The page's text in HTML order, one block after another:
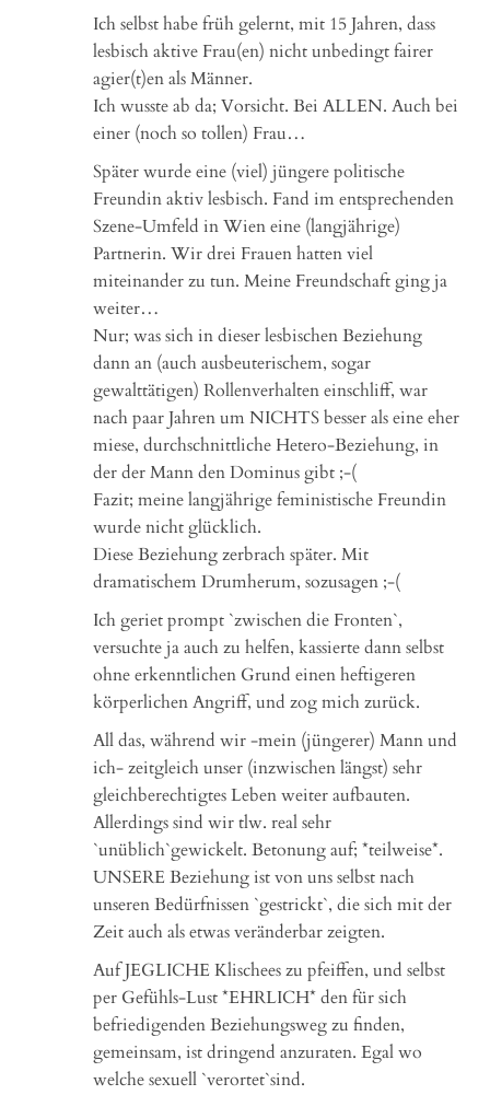
Ich selbst habe früh gelernt, mit 15 Jahren, dass
lesbisch aktive Frau(en) nicht unbedingt fairer
agier(t)en als Männer.
Ich wusste ab da; Vorsicht. Bei ALLEN. Auch bei
einer (noch so tollen) Frau…
Später wurde eine (viel) jüngere politische
Freundin aktiv lesbisch. Fand im entsprechenden
Szene-Umfeld in Wien eine (langjährige)
Partnerin. Wir drei Frauen hatten viel
miteinander zu tun. Meine Freundschaft ging ja
weiter…
Nur; was sich in dieser lesbischen Beziehung
dann an (auch ausbeuterischem, sogar
gewalttätigen) Rollenverhalten einschliff, war
nach paar Jahren um NICHTS besser als eine eher
miese, durchschnittliche Hetero-Beziehung, in
der der Mann den Dominus gibt ;-(
Fazit; meine langjährige feministische Freundin
wurde nicht glücklich.
Diese Beziehung zerbrach später. Mit
dramatischem Drumherum, sozusagen ;-(
Ich geriet prompt `zwischen die Fronten`,
versuchte ja auch zu helfen, kassierte dann selbst
ohne erkenntlichen Grund einen heftigeren
körperlichen Angriff, und zog mich zurück.
All das, während wir -mein (jüngerer) Mann und
ich- zeitgleich unser (inzwischen längst) sehr
gleichberechtigtes Leben weiter aufbauten.
Allerdings sind wir tlw. real sehr
`unüblich`gewickelt. Betonung auf; *teilweise*.
UNSERE Beziehung ist von uns selbst nach
unseren Bedürfnissen `gestrickt`, die sich mit der
Zeit auch als etwas veränderbar zeigten.
Auf JEGLICHE Klischees zu pfeiffen, und selbst
per Gefühls-Lust *EHRLICH* den für sich
befriedigenden Beziehungsweg zu finden,
gemeinsam, ist dringend anzuraten. Egal wo
welche sexuell `verortet`sind.